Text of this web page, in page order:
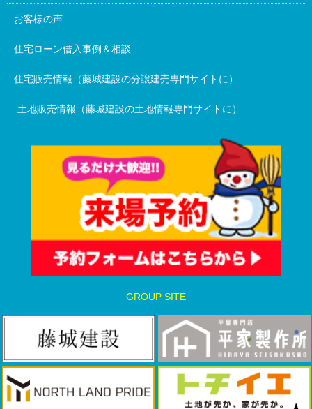
お客様の声
住宅ローン借入事例＆相談
住宅販売情報（藤城建設の分譲建売専門サイトに）
土地販売情報（藤城建設の土地情報専門サイトに）
GROUP SITE